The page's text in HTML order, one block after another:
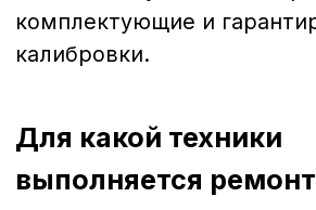
Почему диагностика и ремонт
Экономия— ремонт обходится в
2–3 раза дешевле покупки новых
форсунок.